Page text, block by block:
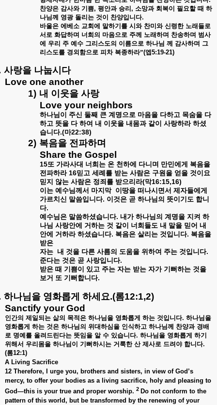
찬양은 감사와 기쁨, 평안과 승리 , 소망과 회복이 필요할 때 하
나님께 영광 돌리는 것이 찬양입니다.
바울은 에베소 교회에 말하기를 시와 찬미와 신령한 노래들로
서로 화답하며 너희의 마음으로 주께 노래하며 찬송하며 범사
에 우리 주 예수 그리스도의 이름으로 하나님 께 감사하며 그
리스도를 경외함으로 피차 복종하라”(엡5:19-21)
사랑을 나눕시다
Love one another
1) 내 이웃을 사랑
Love your neighbors
하나님이 주신 둘째 큰 계명으로 마음을 다하고 목숨을 다
하고 뜻을 다 하여 내 이웃을 내몸과 같이 사랑하라 하셨
습니다.(마22:38)
2) 복음을 전파하며
Share the Gospel
15또 가라사대 너희는 온 천하에 다니며 만민에게
복음을
전파하라16믿고 세례를 받는 사람은 구원을 얻을 것이요
믿지 않는 사람은 정죄를 받으리라(막16:15,16)
이는 예수님께서 마지막 이땅을 떠나시면서 제자들에게
가르치신 말씀입니다. 이것은 곧 하나님의 뜻이기도 합니
다.
예수님은 말씀하셨습니다. 내가 하나님의 계명을 지켜 하
나님 사랑안에 거하는 것 같이 너희들도 내 말을 믿어 내
안에
거하라 하셨습니다. 복음은 살리는 것입니다. 복음을
받은
자는 내 것을 다른 사름의 도움을 위하여 주는 것입니다.
준다는 것은 곧 사랑입니다.
받은 때 기쁨이 있고 주는 자는 받는 자가 기뻐하는 것을
보거 또 기뻐합니다.
하나님을 영화롭게 하세요.(롬12:1,2)
Sanctify your God
인간의 제일되는 삶의 목적은 하나님을 영화롭게 하는 것입니다. 하나님을
영화롭게 하는 것은 하나님의 위대하심을 인식하고 하나님께 찬양과 경배
로 명예를 올려드린다는 뜻임을 알 수 있습니다. 하나님을 영화롭게 하기
위해서 우리몸을 하나님이 기뻐하시는 거룩한 산 제사로 드려야 합니다.
(롬12:1)
A Living Sacrifice
12 Therefore, I urge you, brothers and sisters, in view of God’s
mercy, to offer your bodies as a living sacrifice, holy and pleasing to
God—this is your true and proper worship. 2 Do not conform to the
pattern of this world, but be transformed by the renewing of your